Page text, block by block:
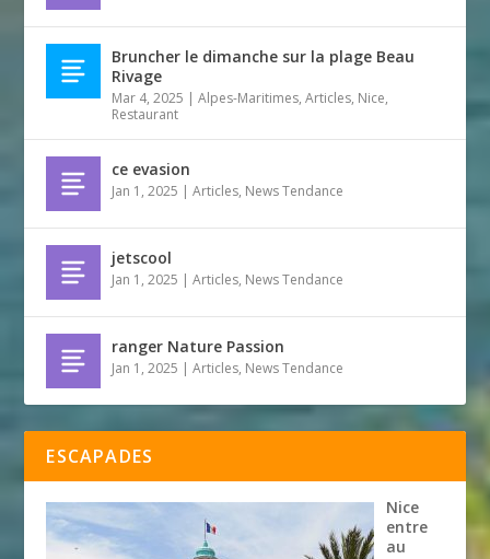
Bruncher le dimanche sur la plage Beau
Rivage
Mar 4, 2025 |Alpes-Maritimes,Articles, Nice,
Restaurant
ce evasion
Jan 1, 2025 |Articles, News Tendance
jetscool
Jan 1, 2025 |Articles, News Tendance
ranger Nature Passion
Jan 1, 2025 |Articles, News Tendance
ESCAPADES
Nice
entre
au